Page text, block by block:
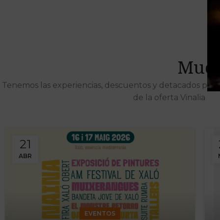
Tenemos las experiencias, descuentos y detacados
de la oferta Vinalia
21
ABR
EVENTOS